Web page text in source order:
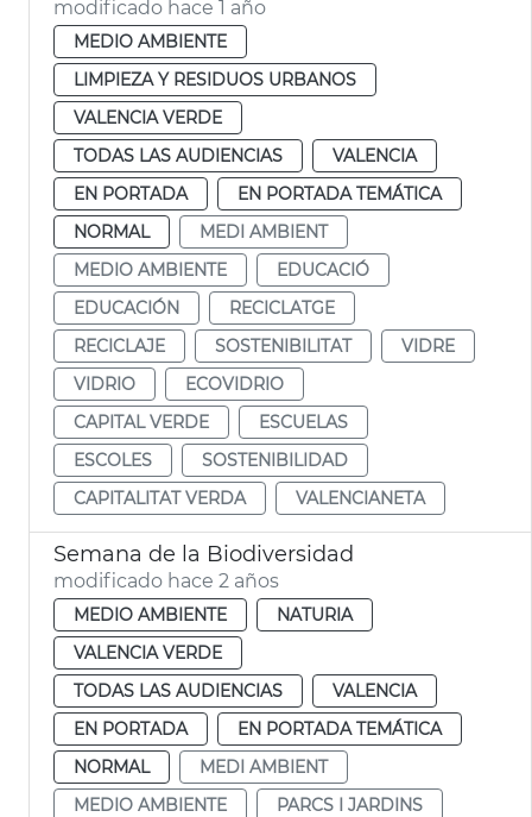
modificado hace 1 año
MEDIO AMBIENTE
LIMPIEZA Y RESIDUOS URBANOS
VALENCIA VERDE
TODAS LAS AUDIENCIAS
VALENCIA
EN PORTADA
EN PORTADA TEMÁTICA
NORMAL
MEDI AMBIENT
MEDIO AMBIENTE
EDUCACIÓ
EDUCACIÓN
RECICLATGE
RECICLAJE
SOSTENIBILITAT
VIDRE
VIDRIO
ECOVIDRIO
CAPITAL VERDE
ESCUELAS
ESCOLES
SOSTENIBILIDAD
CAPITALITAT VERDA
VALENCIANETA
Semana de la Biodiversidad
modificado hace 2 años
MEDIO AMBIENTE
NATURIA
VALENCIA VERDE
TODAS LAS AUDIENCIAS
VALENCIA
EN PORTADA
EN PORTADA TEMÁTICA
NORMAL
MEDI AMBIENT
MEDIO AMBIENTE
PARCS I JARDINS